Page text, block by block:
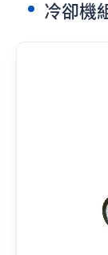
冷卻機